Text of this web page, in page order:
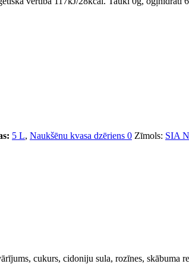
5 L, Naukšēnu kvasa dzēriens 0 Zīmols: SIA
cukurs, cidoniju sula, rozīnes, skābuma